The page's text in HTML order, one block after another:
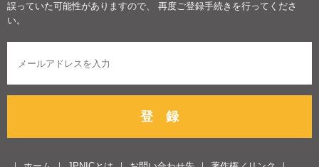
誤っていた可能性がありますので、 再度ご登録手続きを行ってくださ
い。
登 録